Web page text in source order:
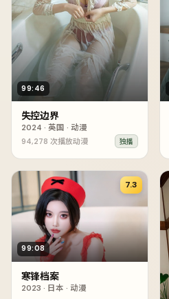
99:46
失控边界
2024 · 英国 · 动漫
94,278 次播放动漫 独播
99:08
7.3
寒锋档案
2023 · 日本 · 动漫